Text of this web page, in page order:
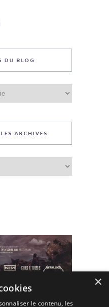
DU BLOG
ARCHIVES
×
le contenu, les